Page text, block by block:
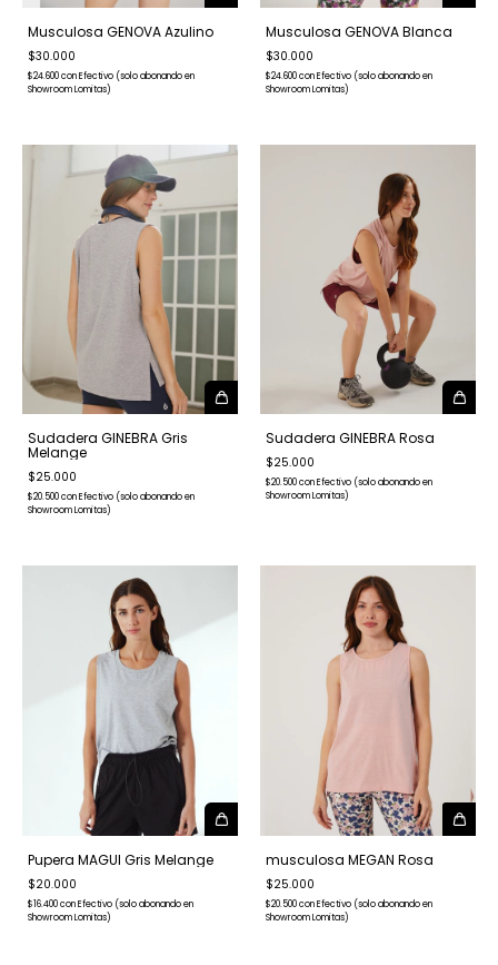
Musculosa GENOVA Azulino
$30.000
$24.600conEfectivo (solo abonando en
Showroom Lomitas)
Musculosa GENOVA Blanca
$30.000
$24.600conEfectivo (solo abonando en
Showroom Lomitas)
Sudadera GINEBRA Gris
Melange
$25.000
$20.500conEfectivo (solo abonando en
Showroom Lomitas)
Sudadera GINEBRA Rosa
$25.000
$20.500conEfectivo (solo abonando en
Showroom Lomitas)
Pupera MAGUI Gris Melange
$20.000
$16.400conEfectivo (solo abonando en
Showroom Lomitas)
musculosa MEGAN Rosa
$25.000
$20.500conEfectivo (solo abonando en
Showroom Lomitas)